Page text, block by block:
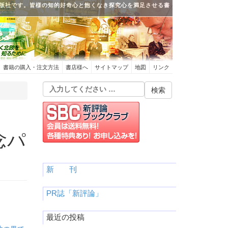
社です。皆様の知的好奇心と飽くなき探究心を満足させる書
書籍の購入・注文方法 書店様へ サイトマップ 地図 リンク
パ
新 刊
PR誌「新評論」
最近の投稿